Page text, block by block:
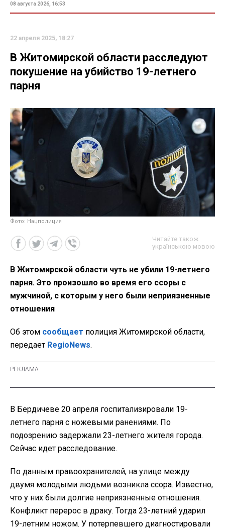
08 августа 2026, 16:53
22 апреля 2025, 18:27
В Житомирской области расследуют
покушение на убийство 19-летнего
парня
Фото: Нацполиция
Читайте також
українською мовою
В Житомирской области чуть не убили 19-летнего
парня. Это произошло во время его ссоры с
мужчиной, с которым у него были неприязненные
отношения
Об этом сообщает полиция Житомирской области,
передает RegioNews.
В Бердичеве 20 апреля госпитализировали 19-
летнего парня с ножевыми ранениями. По
подозрению задержали 23-летнего жителя города.
Сейчас идет расследование.
По данным правоохранителей, на улице между
двумя молодыми людьми возникла ссора. Известно,
что у них были долгие неприязненные отношения.
Конфликт перерос в драку. Тогда 23-летний ударил
19-летним ножом. У потерпевшего диагностировали